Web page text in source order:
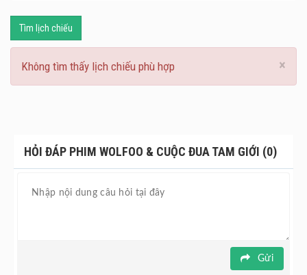
Tìm lịch chiếu
×
Không tìm thấy lịch chiếu phù hợp
HỎI ĐÁP PHIM WOLFOO & CUỘC ĐUA TAM GIỚI (0)
Gửi